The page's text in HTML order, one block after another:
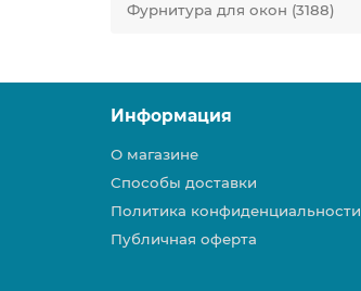
Фурнитура для окон (3188)
Информация
О магазине
Способы доставки
Политика конфиденциальности
Публичная оферта